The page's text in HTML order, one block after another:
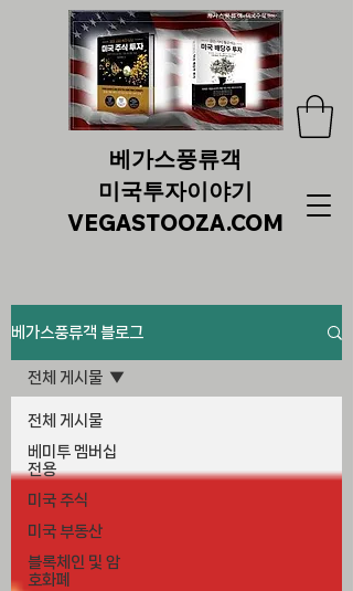
베가스풍류객
미국투자이야기
VEGASTOOZA.COM
베가스풍류객 블로그
전체 게시물
베미투 멤버십
전용
미국 주식
미국 부동산
블록체인 및 암
호화폐
전체 게시물